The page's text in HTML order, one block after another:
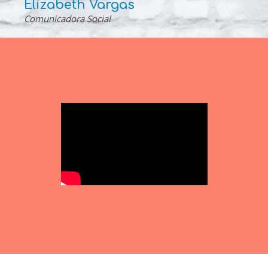
Elizabeth Vargas
Comunicadora Social